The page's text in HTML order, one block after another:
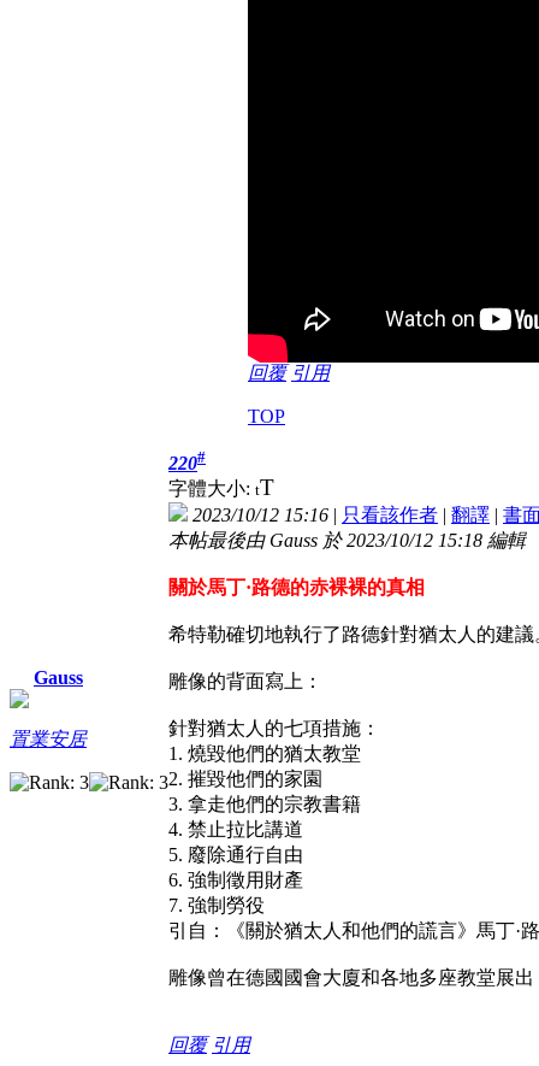
回覆 引用
TOP
Gauss
置業安居
220#
字體大小: tT
2023/10/12 15:16 | 只看該作者 | 翻譯 | 書
本帖最後由 Gauss 於 2023/10/12 15:18 編輯
關於馬丁·路德的赤裸裸的真相
希特勒確切地執行了路德針對猶太人的建議
雕像的背面寫上：
針對猶太人的七項措施：
1. 燒毀他們的猶太教堂
2. 摧毀他們的家園
3. 拿走他們的宗教書籍
4. 禁止拉比講道
5. 廢除通行自由
6. 強制徵用財產
7. 強制勞役
引自：《關於猶太人和他們的謊言》馬丁·
雕像曾在德國國會大廈和各地多座教堂展
回覆 引用